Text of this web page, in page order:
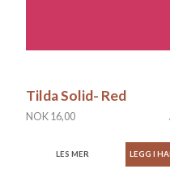
Tilda Solid- Red
NOK 16,00
LES MER